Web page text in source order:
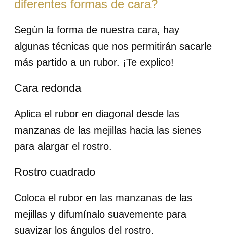
diferentes formas de cara?
Según la forma de nuestra cara, hay
algunas técnicas que nos permitirán sacarle
más partido a un rubor. ¡Te explico!
Cara redonda
Aplica el rubor en diagonal desde las
manzanas de las mejillas hacia las sienes
para alargar el rostro.
Rostro cuadrado
Coloca el rubor en las manzanas de las
mejillas y difumínalo suavemente para
suavizar los ángulos del rostro.